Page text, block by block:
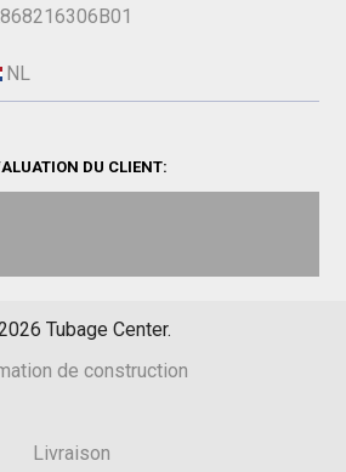
DU CLIENT:
Tubage Center.
de construction
Livraison